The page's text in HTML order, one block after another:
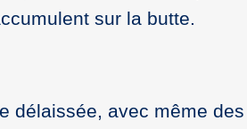
sur la butte.
délaissée, avec même